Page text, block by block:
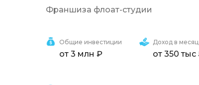
Франшиза флоат-студии
Общие инвестиции
от 3 млн ₽
Доход в месяц
от 350 тыс